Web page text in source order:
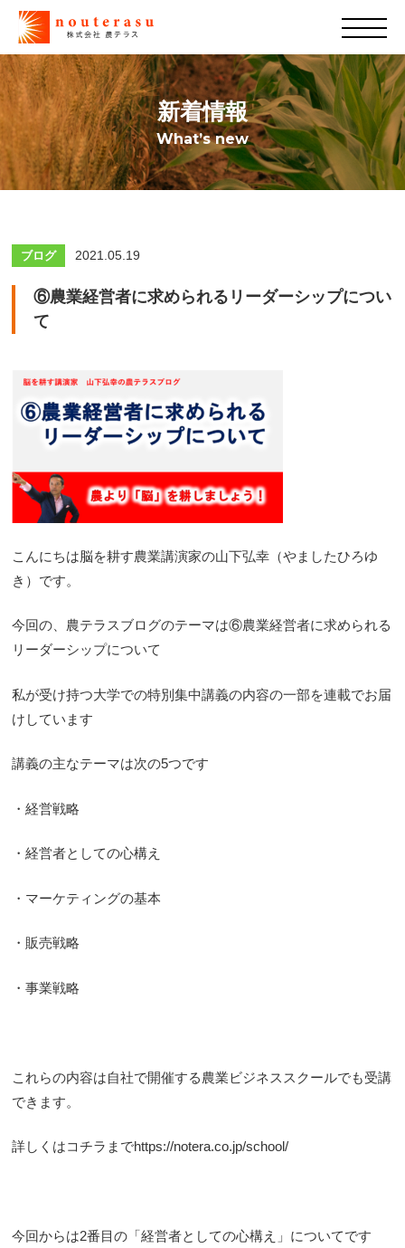
新着情報
What’s new
ブログ 2021.05.19
⑥農業経営者に求められるリーダーシップについ
て
こんにちは脳を耕す農業講演家の山下弘幸（やましたひろゆ
き）です。
今回の、農テラスブログのテーマは⑥農業経営者に求められる
リーダーシップについて
私が受け持つ大学での特別集中講義の内容の一部を連載でお届
けしています
講義の主なテーマは次の5つです
・経営戦略
・経営者としての心構え
・マーケティングの基本
・販売戦略
・事業戦略
これらの内容は自社で開催する農業ビジネススクールでも受講
できます。
詳しくはコチラまでhttps://notera.co.jp/school/
今回からは2番目の「経営者としての心構え」についてです